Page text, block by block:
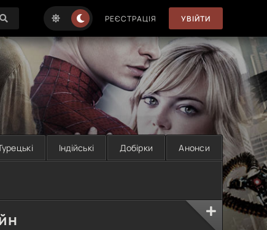
РЕЄСТРАЦІЯ УВІЙТИ
Індійські Добірки Анонси